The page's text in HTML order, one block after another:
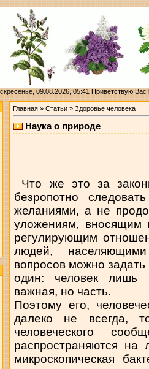
09.08.2026, 05:41Приветствую Вас
Главная» Статьи» Здоровье человека
Наука о природе
Что же это за
безропотно
желаниями, а не
уложениям, вносящим
регулирующим
людей,
вопросов можно задать
один: человек лишь
важная, но часть.
Поэтому его,
далеко не всегда,
человеческого
распространяются
микроскопическая